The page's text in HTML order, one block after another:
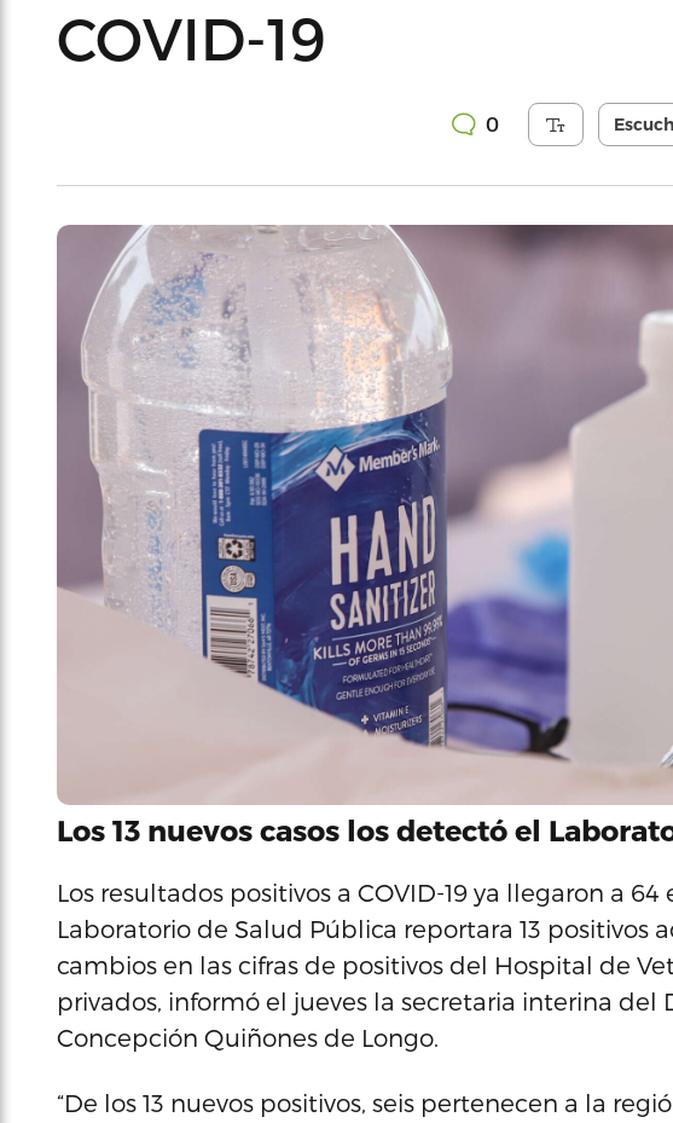
COVID-19
0
Los 13 nuevos casos los detectó el
Los resultados positivos a COVID-19 ya llegaron a
Laboratorio de Salud Pública reportara 13 positivos
cambios en las cifras de positivos del Hospital de
privados, informó el jueves la secretaria interina del
Concepción Quiñones de Longo.
“De los 13 nuevos positivos, seis pertenecen a la